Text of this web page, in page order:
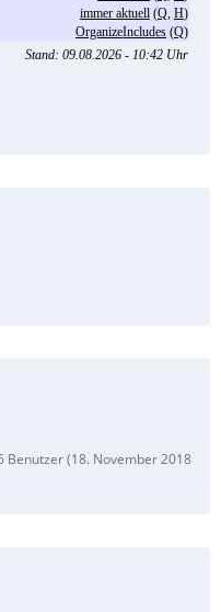
Benutzer (18. November 2018